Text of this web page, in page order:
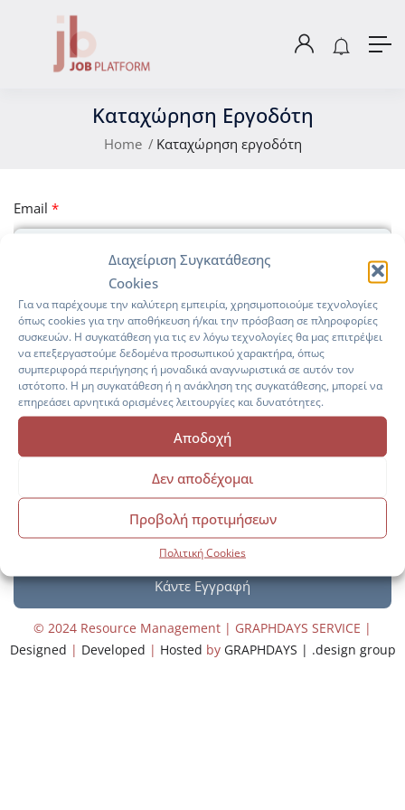
Διαχείριση Συγκατάθεσης
Cookies
Για να παρέχουμε την καλύτερη εμπειρία, χρησιμοποιούμε τεχνολογίες
όπως cookies για την αποθήκευση ή/και την πρόσβαση σε πληροφορίες
συσκευών. Η συγκατάθεση για τις εν λόγω τεχνολογίες θα μας επιτρέψει
να επεξεργαστούμε δεδομένα προσωπικού χαρακτήρα, όπως
συμπεριφορά περιήγησης ή μοναδικά αναγνωριστικά σε αυτόν τον
ιστότοπο. Η μη συγκατάθεση ή η ανάκληση της συγκατάθεσης, μπορεί να
επηρεάσει αρνητικά ορισμένες λειτουργίες και δυνατότητες.
Αποδοχή
Δεν αποδέχομαι
Προβολή προτιμήσεων
Πολιτική Cookies
Καταχώρηση Εργοδότη
Home Καταχώρηση εργοδότη
Email *
Password*
Confirm Password*
© 2024 Resource Management | GRAPHDAYS SERVICE |
Designed | Developed | Hosted by GRAPHDAYS | .design group